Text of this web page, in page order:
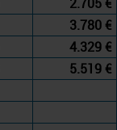
3.780 €
4.329 €
5.519 €